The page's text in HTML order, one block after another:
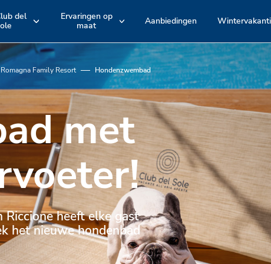
EMILIA ROMAGNA
Romagna
en
Bologna
TOSCANE
Maremma
en
Versilia
del
Accommodatie
Zwembaden
Stranden
Entertainment
Restaurants
Ervaringen op
maat
Hotelarrangement
Actieve belevenissen en fietstochten
Spina Adventures
Aanbiedingen
Romagna Family Resort Hondenzwembad
met
heeft elke gast
het nieuwe hondenbad